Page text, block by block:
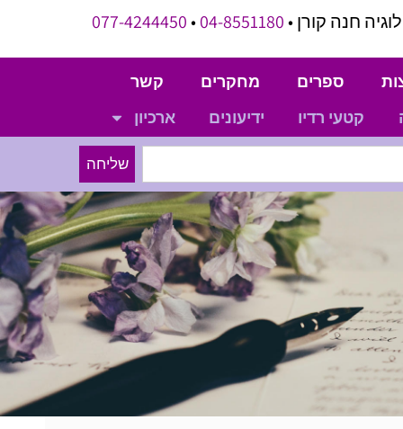
חנה קורן •04-8551180
•
077-4244450
ספרים מחקרים
קשר
קטעי רדיו ידיעונים ארכיון
שליחה